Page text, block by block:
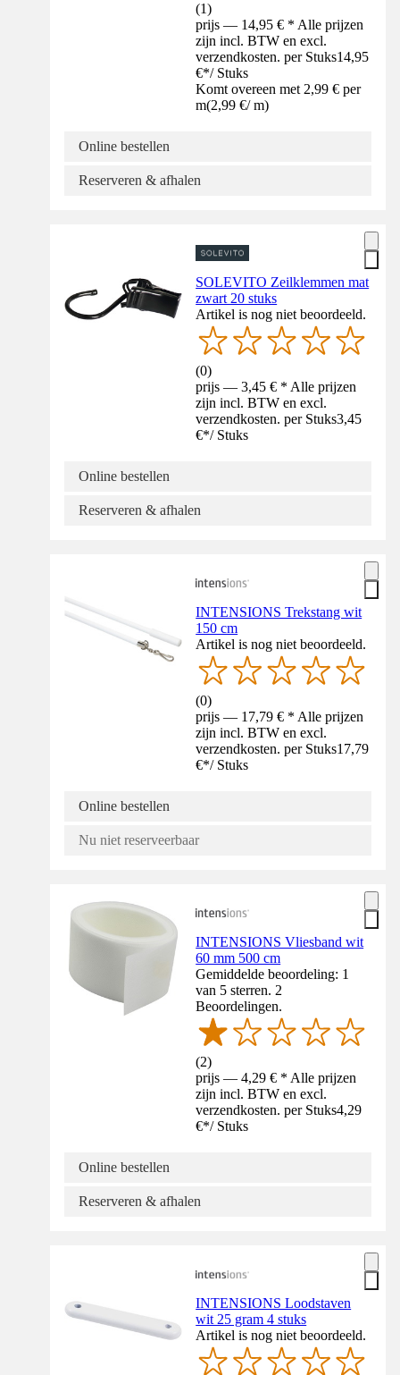
(1)
prijs — 14,95 € * Alle prijzen
zijn incl. BTW en excl.
verzendkosten. per Stuks14,95
€*/ Stuks
Komt overeen met 2,99 € per
m(2,99 €/ m)
Online bestellen
Reserveren & afhalen
SOLEVITO Zeilklemmen mat
zwart 20 stuks
Artikel is nog niet beoordeeld.
(0)
prijs — 3,45 € * Alle prijzen
zijn incl. BTW en excl.
verzendkosten. per Stuks3,45
€*/ Stuks
Online bestellen
Reserveren & afhalen
INTENSIONS Trekstang wit
150 cm
Artikel is nog niet beoordeeld.
(0)
prijs — 17,79 € * Alle prijzen
zijn incl. BTW en excl.
verzendkosten. per Stuks17,79
€*/ Stuks
Online bestellen
Nu niet reserveerbaar
INTENSIONS Vliesband wit
60 mm 500 cm
Gemiddelde beoordeling: 1
van 5 sterren. 2
Beoordelingen.
(2)
prijs — 4,29 € * Alle prijzen
zijn incl. BTW en excl.
verzendkosten. per Stuks4,29
€*/ Stuks
Online bestellen
Reserveren & afhalen
INTENSIONS Loodstaven
wit 25 gram 4 stuks
Artikel is nog niet beoordeeld.